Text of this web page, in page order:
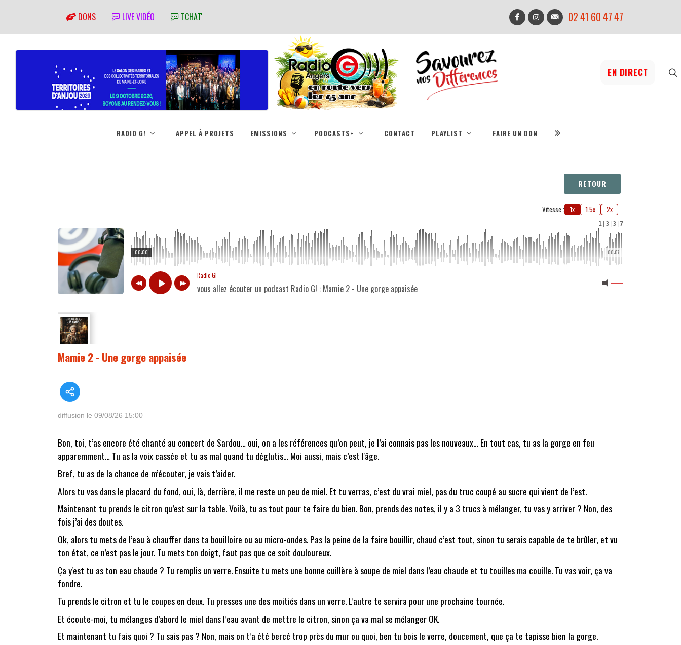
DONS LIVE VIDÉO TCHAT' 02 41 60 47 47
EN DIRECT
RADIO G! APPEL À PROJETS EMISSIONS PODCASTS+ CONTACT PLAYLIST FAIRE UN DON
RETOUR
Vitesse : 1x 1.5x 2x
1 3 3 7
00:07
00:00
Radio G!
vous allez écouter un podcast Radio G! : Mamie 2 - Une gorge appaisée
Mamie 2 - Une gorge appaisée
diffusion le 09/08/26 15:00
Bon, toi, t’as encore été chanté au concert de Sardou… oui, on a les références qu’on peut, je l’ai connais pas les nouveaux… En tout cas, tu as la gorge en feu
apparemment… Tu as la voix cassée et tu as mal quand tu déglutis… Moi aussi, mais c’est l'âge.
Bref, tu as de la chance de m’écouter, je vais t’aider.
Alors tu vas dans le placard du fond, oui, là, derrière, il me reste un peu de miel. Et tu verras, c’est du vrai miel, pas du truc coupé au sucre qui vient de l’est.
Maintenant tu prends le citron qu’est sur la table. Voilà, tu as tout pour te faire du bien. Bon, prends des notes, il y a 3 trucs à mélanger, tu vas y arriver ? Non, des
fois j’ai des doutes.
Ok, alors tu mets de l’eau à chauffer dans ta bouilloire ou au micro-ondes. Pas la peine de la faire bouillir, chaud c’est tout, sinon tu serais capable de te brûler, et vu
ton état, ce n’est pas le jour. Tu mets ton doigt, faut pas que ce soit douloureux.
Ça y'est tu as ton eau chaude ? Tu remplis un verre. Ensuite tu mets une bonne cuillère à soupe de miel dans l’eau chaude et tu touilles ma couille. Tu vas voir, ça va
fondre.
Tu prends le citron et tu le coupes en deux. Tu presses une des moitiés dans un verre. L’autre te servira pour une prochaine tournée.
Et écoute-moi, tu mélanges d’abord le miel dans l’eau avant de mettre le citron, sinon ça va mal se mélanger OK.
Et maintenant tu fais quoi ? Tu sais pas ? Non, mais on t’a été bercé trop près du mur ou quoi, ben tu bois le verre, doucement, que ça te tapisse bien la gorge.